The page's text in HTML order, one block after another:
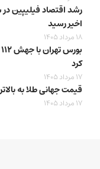
رشد اقتصاد فیلیپین
اخیر رسید
18 مرداد 1405
کرد
17 مرداد 1405
قیمت جهانی طلا به
17 مرداد 1405